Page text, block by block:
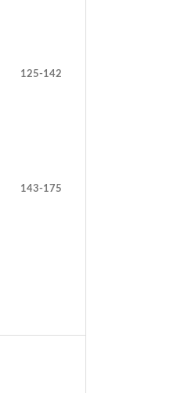
125-142
143-175